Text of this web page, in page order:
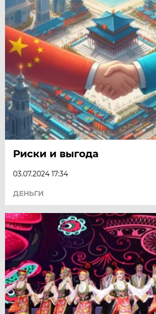
Риски и выгода
03.07.2024 17:34
ДЕНЬГИ